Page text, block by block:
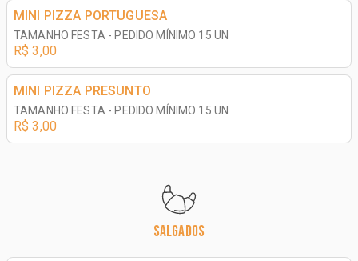
MINI PIZZA PORTUGUESA
TAMANHO FESTA - PEDIDO MÍNIMO 15 UN
R$ 3,00
MINI PIZZA PRESUNTO
TAMANHO FESTA - PEDIDO MÍNIMO 15 UN
R$ 3,00
SALGADOS